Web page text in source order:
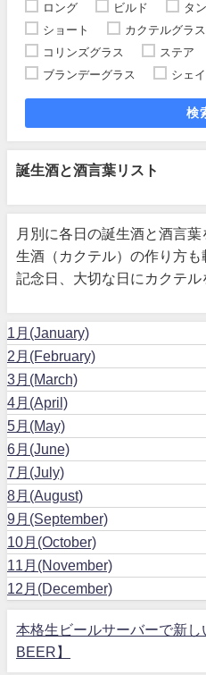
ロング ビルド タ
ショート
カクテルグラス
コリンズグラス
ステア
ブランデーグラス
シェ
検
誕生酒と酒言葉リスト
月別に各日の誕生酒と酒言
生酒（カクテル）の作り方
記念日、大切な日にカクテル
1月(January)
2月(February)
3月(March)
4月(April)
5月(May)
6月(June)
7月(July)
8月(August)
9月(September)
10月(October)
11月(November)
12月(December)
本格生ビールサーバーで新
BEER】